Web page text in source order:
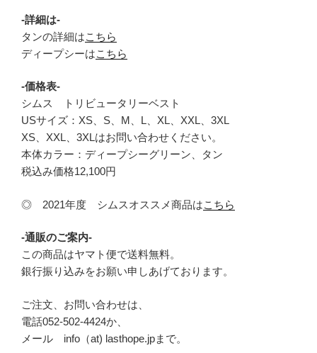
-詳細は-
タンの詳細はこちら
ディープシーはこちら
-価格表-
シムス トリビュータリーベスト
USサイズ：XS、S、M、L、XL、XXL、3XL
XS、XXL、3XLはお問い合わせください。
本体カラー：ディープシーグリーン、タン
税込み価格12,100円
◎ 2021年度 シムスオススメ商品はこちら
-通販のご案内-
この商品はヤマト便で送料無料。
銀行振り込みをお願い申しあげております。
ご注文、お問い合わせは、
電話052-502-4424か、
メール info（at) lasthope.jpまで。